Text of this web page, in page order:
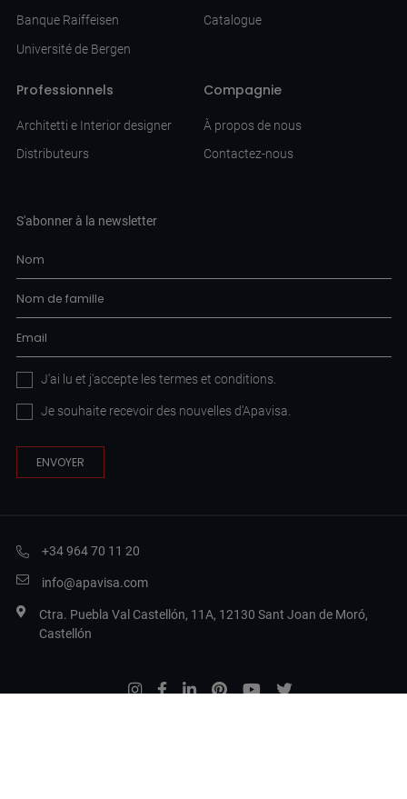
Banque Raiffeisen
Université de Bergen
Catalogue
Professionnels
Architetti e Interior designer
Distributeurs
Compagnie
À propos de nous
Contactez-nous
S'abonner à la newsletter
J'ai lu et j'accepte lestermes et conditions.
Je souhaite recevoir des nouvelles d'Apavisa.
+34 964 70 11 20
info@apavisa.com
Ctra. Puebla Val Castellón, 11A, 12130 Sant Joan de Moró,
Castellón